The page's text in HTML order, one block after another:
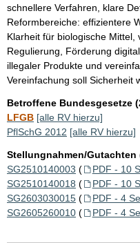
schnellere Verfahren, klare
Reformbereiche: effizientere
Klarheit für biologische Mittel,
Regulierung, Förderung
illegaler Produkte und
Vereinfachung soll Sicherheit
Betroffene Bundesgesetze
LFGB [alle RV hierzu]
PflSchG 2012 [alle RV hierzu]
Stellungnahmen/Gutachten
SG2510140003 ( PDF - 10
SG2510140018 ( PDF - 10
SG2603030015 ( PDF - 4
SG2605260010 ( PDF - 4